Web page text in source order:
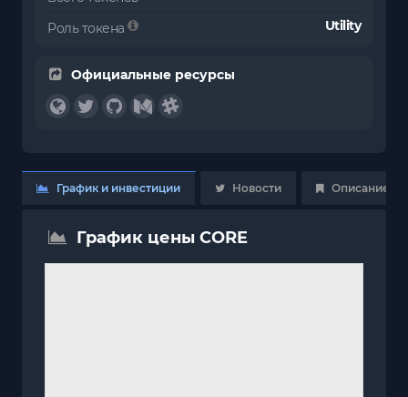
Роль токена Utility
Официальные ресурсы
График и инвестиции Новости Описание
График цены CORE